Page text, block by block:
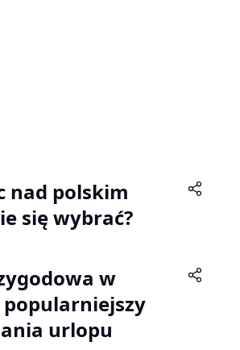
nad polskim
się wybrać?
w
popularniejszy
urlopu